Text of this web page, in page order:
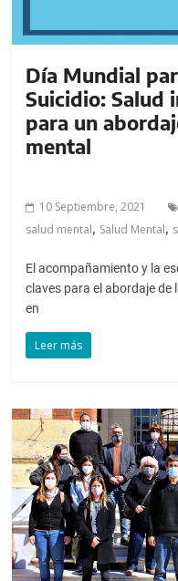
Día Mundial
Suicidio: Salud
para un
mental
10 Septiembre, 2021
salud mental, Salud Mental,
El acompañamiento y la
claves para el abordaje
en
Leer más